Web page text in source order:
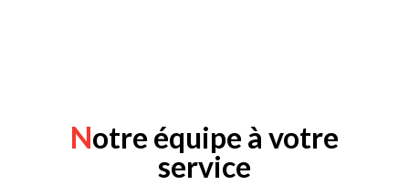
Notre équipe à votre
service